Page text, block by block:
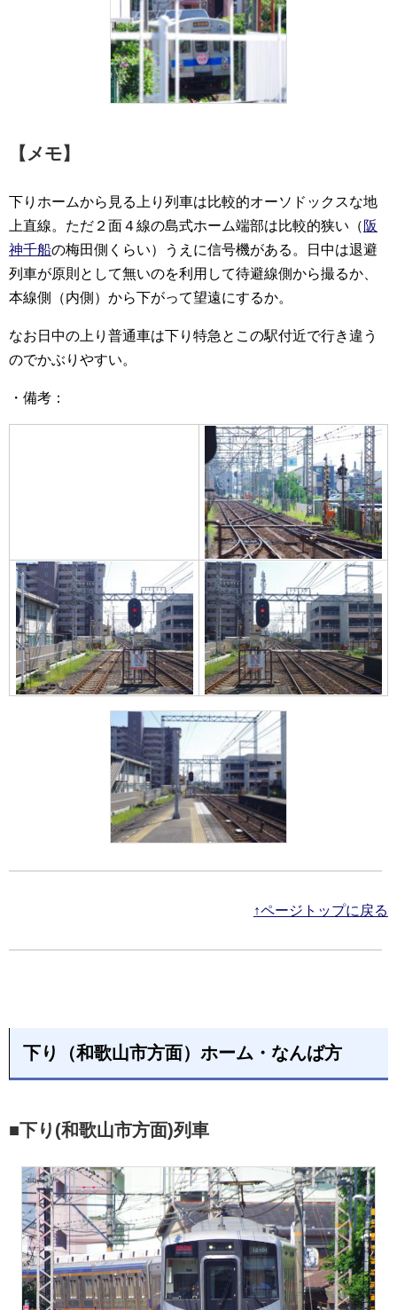
【メモ】
下りホームから見る上り列車は比較的オーソドックスな地
上直線。ただ２面４線の島式ホーム端部は比較的狭い（ 阪
神千船の梅田側くらい）うえに信号機がある。日中は退避
列車が原則として無いのを利用して待避線側から撮るか、
本線側（内側）から下がって望遠にするか。
なお日中の上り普通車は下り特急とこの駅付近で行き違う
のでかぶりやすい。
・備考：
↑ページトップに戻る
下り（和歌山市方面）ホーム・なんば方
■下り(和歌山市方面)列車